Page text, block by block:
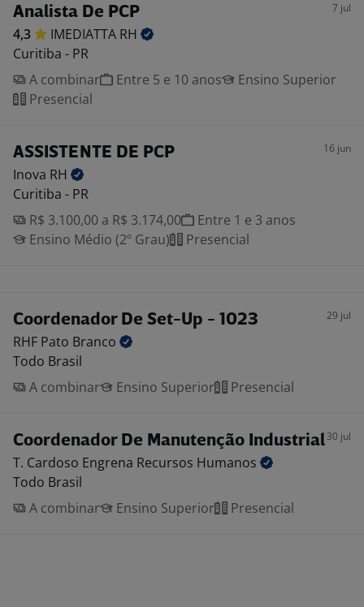
Analista De PCP 7 jul
4,3 IMEDIATTA RH
Curitiba - PR
A combinar
Entre 5 e 10 anos
Ensino Superior
Presencial
ASSISTENTE DE PCP 16 jun
Inova RH
Curitiba - PR
R$ 3.100,00 a R$ 3.174,00
Entre 1 e 3 anos
Ensino Médio (2º Grau)
Presencial
Coordenador De Set-Up - 1023 29 jul
RHF Pato Branco
Todo Brasil
A combinar
Ensino Superior Presencial
Coordenador De Manutenção Industrial30 jul
T. Cardoso Engrena Recursos Humanos
Todo Brasil
A combinar
Ensino Superior Presencial